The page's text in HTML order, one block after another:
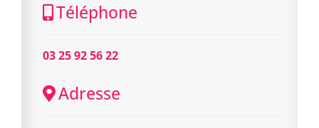
Téléphone
03 25 92 56 22
Adresse